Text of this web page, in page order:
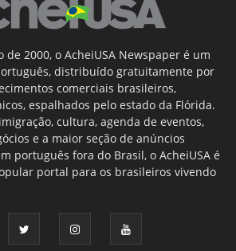
2000, o AcheiUSA Newspaper é um
distribuído gratuitamente por
comerciais brasileiros,
espalhados pelo estado da Flórida.
cultura, agenda de eventos,
e a maior seção de anúncios
português fora do Brasil, o AcheiUSA é
portal para os brasileiros vivendo